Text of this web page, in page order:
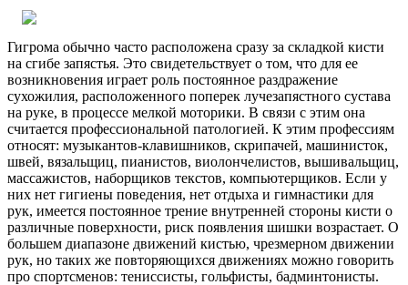
Гигрома обычно часто расположена сразу за складкой кисти
на сгибе запястья. Это свидетельствует о том, что для ее
возникновения играет роль постоянное раздражение
сухожилия, расположенного поперек лучезапястного сустава
на руке, в процессе мелкой моторики. В связи с этим она
считается профессиональной патологией. К этим профессиям
относят: музыкантов-клавишников, скрипачей, машинисток,
швей, вязальщиц, пианистов, виолончелистов, вышивальщиц,
массажистов, наборщиков текстов, компьютерщиков. Если у
них нет гигиены поведения, нет отдыха и гимнастики для
рук, имеется постоянное трение внутренней стороны кисти о
различные поверхности, риск появления шишки возрастает. О
большем диапазоне движений кистью, чрезмерном движении
рук, но таких же повторяющихся движениях можно говорить
про спортсменов: тениссисты, гольфисты, бадминтонисты.